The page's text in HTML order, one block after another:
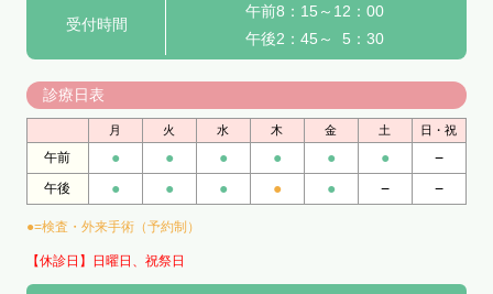
受付時間
午前8：15～12：00
午後2：45～ 5：30
診療日表
月 火 水 木 金 土 日・祝
午前 ● ● ● ● ● ● −
午後 ● ● ● ● ● − −
●=検査・外来手術（予約制）
【休診日】日曜日、祝祭日